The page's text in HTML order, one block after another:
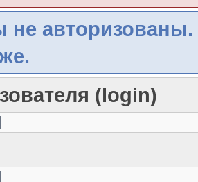
не авторизованы.
(login)